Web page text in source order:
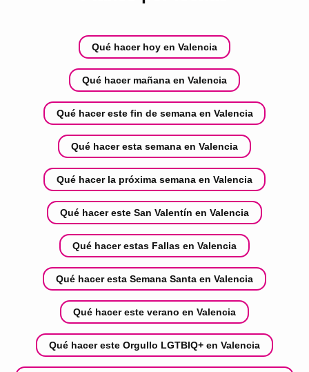
Qué hacer hoy en Valencia
Qué hacer mañana en Valencia
Qué hacer este fin de semana en Valencia
Qué hacer esta semana en Valencia
Qué hacer la próxima semana en Valencia
Qué hacer este San Valentín en Valencia
Qué hacer estas Fallas en Valencia
Qué hacer esta Semana Santa en Valencia
Qué hacer este verano en Valencia
Qué hacer este Orgullo LGTBIQ+ en Valencia